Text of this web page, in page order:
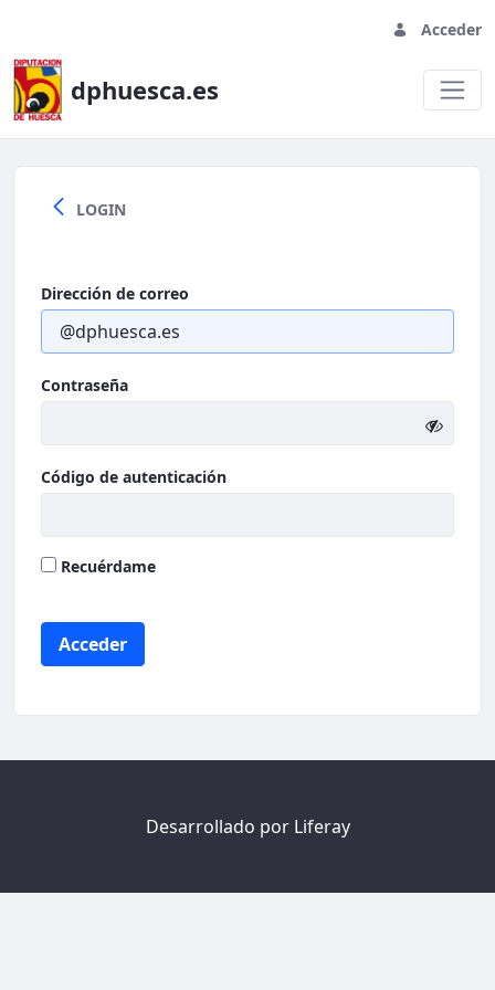
Acceder
dphuesca.es
Welcome
LOGIN
Dirección de correo
Contraseña
Código de autenticación
Recuérdame
Acceder
Desarrollado por Liferay